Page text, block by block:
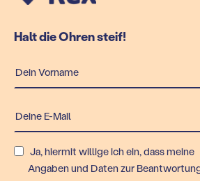
Halt die Ohren steif!
Ja, hiermit willige ich ein, dass meine
Angaben und Daten zur